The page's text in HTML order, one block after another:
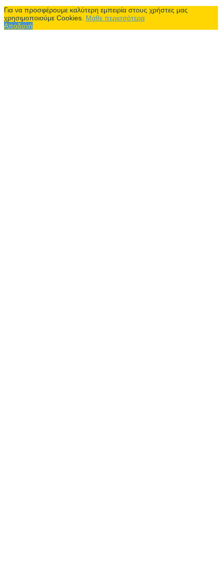
Για να προσφέρουμε καλύτερη εμπειρία στους χρήστες μας
χρησιμοποιούμε Cookies. Μάθε περισσότερα
Αποδοχή